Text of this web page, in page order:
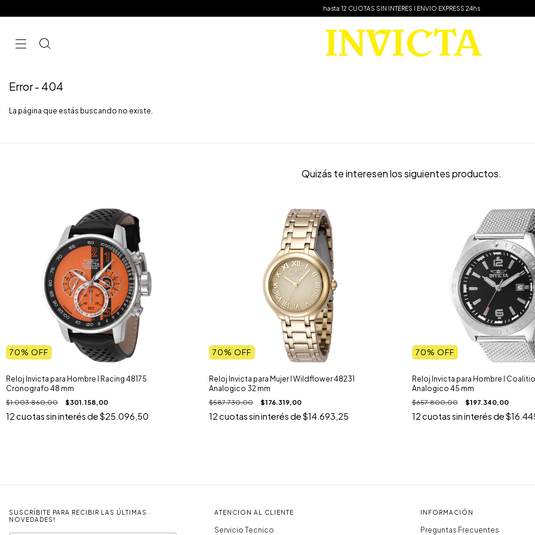
hasta 12 CUOTAS SIN INTERES I ENVIO EXPRESS 24hs
Error - 404
La página que estás buscando no existe.
Quizás te interesen los siguientes productos.
70% OFF
Reloj Invicta para Hombre I Racing 48175
Cronografo 48 mm
$1.003.860,00 $301.158,00
12cuotas sin interés de$25.096,50
70% OFF
Reloj Invicta para Mujer I Wildflower 48231
Analogico 32 mm
$587.730,00 $176.319,00
12cuotas sin interés de$14.693,25
70% OFF
Reloj Invicta para Hombre I
Analogico 45 mm
$657.800,00 $197.340,00
12cuotas sin interés de
SUSCRÍBITE PARA RECIBIR LAS ÚLTIMAS
NOVEDADES!
ATENCION AL CLIENTE
Servicio Tecnico
INFORMACIÓN
Preguntas Frecuentes